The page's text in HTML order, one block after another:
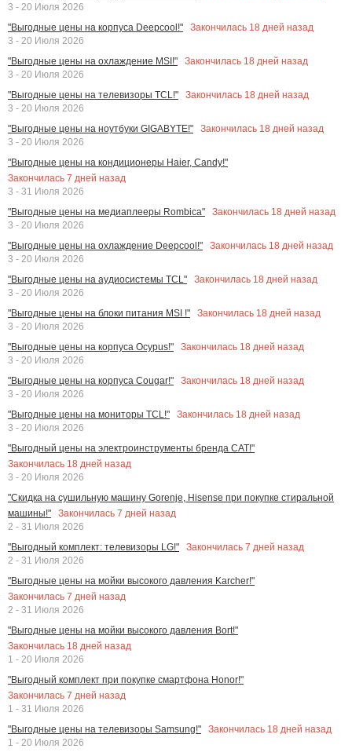
3 - 20 Июля 2026
"Выгодные цены на корпуса Deepcool!"
Закончилась 18 дней назад
3 - 20 Июля 2026
"Выгодные цены на охлаждение MSI!"
Закончилась 18 дней назад
3 - 20 Июля 2026
"Выгодные цены на телевизоры TCL!"
Закончилась 18 дней назад
3 - 20 Июля 2026
"Выгодные цены на ноутбуки GIGABYTE!"
Закончилась 18 дней назад
3 - 20 Июля 2026
"Выгодные цены на кондиционеры Haier, Candy!"
Закончилась 7 дней назад
3 - 31 Июля 2026
"Выгодные цены на медиаплееры Rombica"
Закончилась 18 дней назад
3 - 20 Июля 2026
"Выгодные цены на охлаждение Deepcool!"
Закончилась 18 дней назад
3 - 20 Июля 2026
"Выгодные цены на аудиосистемы TCL"
Закончилась 18 дней назад
3 - 20 Июля 2026
"Выгодные цены на блоки питания MSI !"
Закончилась 18 дней назад
3 - 20 Июля 2026
"Выгодные цены на корпуса Ocypus!"
Закончилась 18 дней назад
3 - 20 Июля 2026
"Выгодные цены на корпуса Cougar!"
Закончилась 18 дней назад
3 - 20 Июля 2026
"Выгодные цены на мониторы TCL!"
Закончилась 18 дней назад
3 - 20 Июля 2026
"Выгодный цены на электроинструменты бренда CAT!"
Закончилась 18 дней назад
3 - 20 Июля 2026
"Скидка на сушильную машину Gorenje, Hisense при покупке стиральной
машины!"
Закончилась 7 дней назад
2 - 31 Июля 2026
"Выгодный комплект: телевизоры LG!"
Закончилась 7 дней назад
2 - 31 Июля 2026
"Выгодные цены на мойки высокого давления Karcher!"
Закончилась 7 дней назад
2 - 31 Июля 2026
"Выгодные цены на мойки высокого давления Bort!"
Закончилась 18 дней назад
1 - 20 Июля 2026
"Выгодный комплект при покупке смартфона Honor!"
Закончилась 7 дней назад
1 - 31 Июля 2026
"Выгодные цены на телевизоры Samsung!"
Закончилась 18 дней назад
1 - 20 Июля 2026